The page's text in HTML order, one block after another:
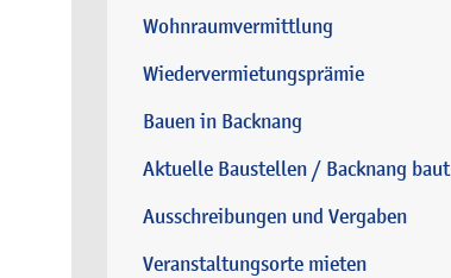
Wohnraumvermittlung
Wiedervermietungsprämie
Bauen in Backnang
Aktuelle Baustellen / Backnang baut
Ausschreibungen und Vergaben
Veranstaltungsorte mieten